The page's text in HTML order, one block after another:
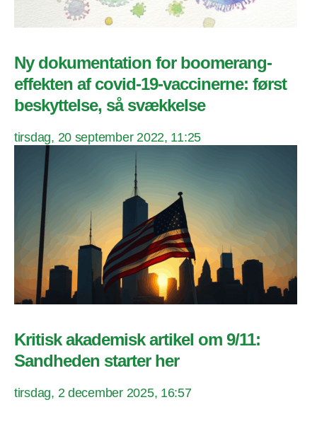
Ny dokumentation for boomerang-
effekten af covid-19-vaccinerne: først
beskyttelse, så svækkelse
tirsdag, 20 september 2022, 11:25
Kritisk akademisk artikel om 9/11:
Sandheden starter her
tirsdag, 2 december 2025, 16:57